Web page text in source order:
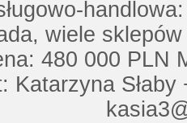
wiele
480 000 PLN
Katarzyna Słaby